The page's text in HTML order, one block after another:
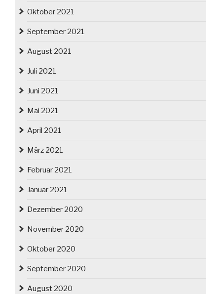
Oktober 2021
September 2021
August 2021
Juli 2021
Juni 2021
Mai 2021
April 2021
März 2021
Februar 2021
Januar 2021
Dezember 2020
November 2020
Oktober 2020
September 2020
August 2020